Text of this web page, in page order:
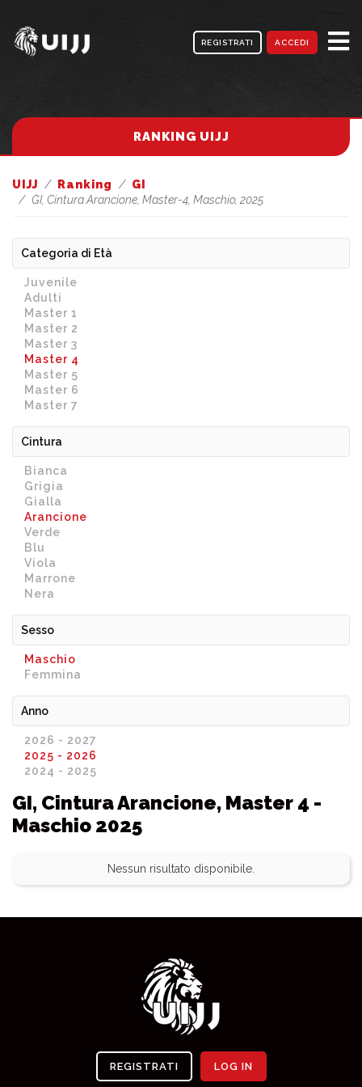
REGISTRATI ACCEDI
RANKING UIJJ
UIJJ Ranking
GI
GI, Cintura Arancione, Master-4, Maschio, 2025
Categoria di Età
Juvenile
Adulti
Master 1
Master 2
Master 3
Master 4
Master 5
Master 6
Master 7
Cintura
Bianca
Grigia
Gialla
Arancione
Verde
Blu
Viola
Marrone
Nera
Sesso
Maschio
Femmina
Anno
2026 - 2027
2025 - 2026
2024 - 2025
GI, Cintura Arancione, Master 4 -
Maschio 2025
Nessun risultato disponibile.
REGISTRATI LOG IN